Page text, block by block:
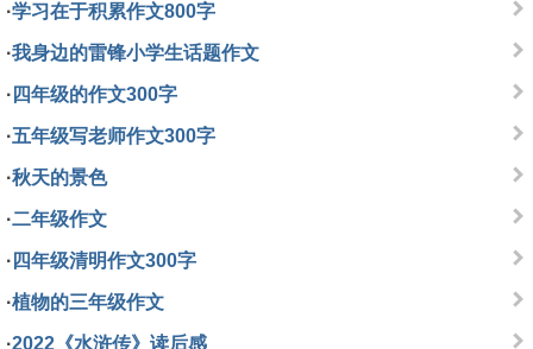
·学习在于积累作文800字
·我身边的雷锋小学生话题作文
· 四年级的作文300字
·五年级写老师作文300字
·秋天的景色
·二年级作文
· 四年级清明作文300字
·植物的三年级作文
·2022《水浒传》读后感